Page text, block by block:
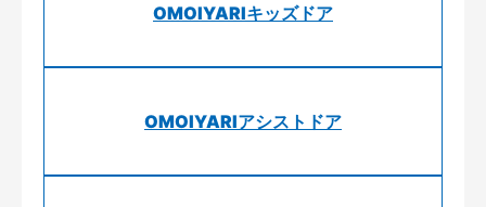
OMOIYARIキッズドア
OMOIYARIアシストドア